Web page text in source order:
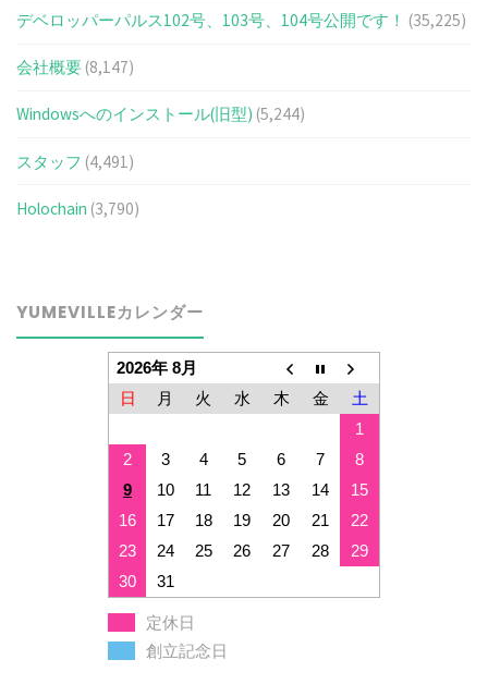
デベロッパーパルス102号、103号、104号公開です！ (35,225)
会社概要 (8,147)
Windowsへのインストール(旧型) (5,244)
スタッフ (4,491)
Holochain (3,790)
YUMEVILLEカレンダー
2026年 8月
日
月 火 水 木 金
土
1
2
3 4 5 6 7
8
9
10 11 12 13 14
15
16
17 18 19 20 21
22
23
24 25 26 27 28
29
30
31
定休日
創立記念日